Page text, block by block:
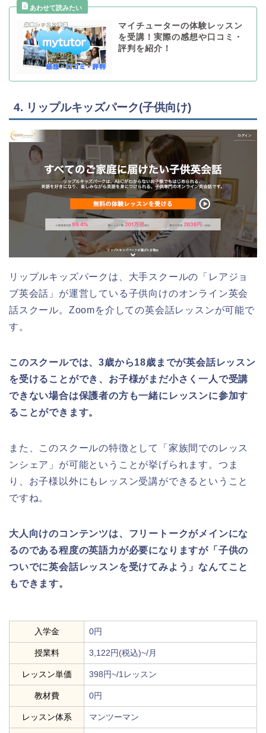
マイチューターの体験レッスン
を受講！実際の感想や口コミ・
評判を紹介！
4. リップルキッズパーク(子供向け)
リップルキッズパークは、大手スクールの「レアジョ
ブ英会話」が運営している子供向けのオンライン英会
話スクール。Zoomを介しての英会話レッスンが可能で
す。
このスクールでは、3歳から18歳までが英会話レッスン
を受けることができ、お子様がまだ小さく一人で受講
できない場合は保護者の方も一緒にレッスンに参加す
ることができます。
また、このスクールの特徴として「家族間でのレッス
ンシェア」が可能ということが挙げられます。つま
り、お子様以外にもレッスン受講ができるということ
ですね。
大人向けのコンテンツは、フリートークがメインにな
るのである程度の英語力が必要になりますが「子供の
ついでに英会話レッスンを受けてみよう」なんてこと
もできます。
入学金 0円
授業料 3,122円(税込)~/月
レッスン単価 398円~/1レッスン
教材費 0円
レッスン体系 マンツーマン